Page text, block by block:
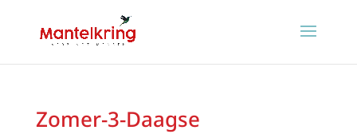
Zomer-3-Daagse